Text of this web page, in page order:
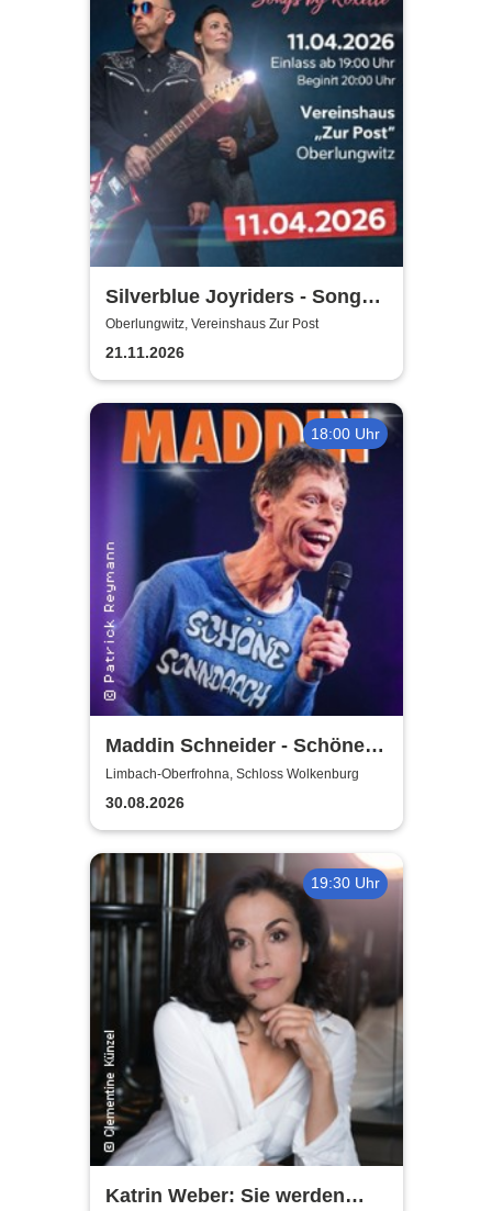
Silverblue Joyriders - Songs
by Roxette
Oberlungwitz, Vereinshaus Zur Post
21.11.2026
18:00 Uhr
Maddin Schneider - Schöne
Sonndaach
Limbach-Oberfrohna, Schloss Wolkenburg
30.08.2026
19:30 Uhr
Katrin Weber: Sie werden